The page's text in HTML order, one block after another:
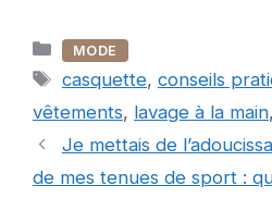
Catégories
MODE
Étiquettes
casquette, conseils
vêtements, lavage à la main,
Je mettais de
de mes tenues de sport :